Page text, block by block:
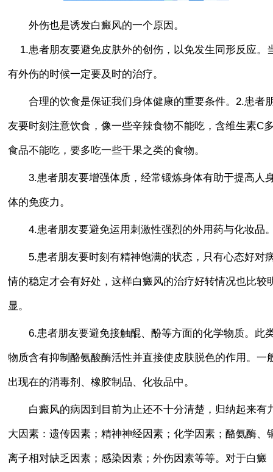
外伤也是诱发白癜风的一个原因。
1.患者朋友要避免皮肤外的创伤，以免发生同形反应。
有外伤的时候一定要及时的治疗。
合理的饮食是保证我们身体健康的重要条件。2.患者
友要时刻注意饮食，像一些辛辣食物不能吃，含维生素C
食品不能吃，要多吃一些干果之类的食物。
3.患者朋友要增强体质，经常锻炼身体有助于提高人
体的免疫力。
4.患者朋友要避免运用刺激性强烈的外用药与化妆品
5.患者朋友要时刻有精神饱满的状态，只有心态好对
情的稳定才会有好处，这样白癜风的治疗好转情况也比较
显。
6.患者朋友要避免接触醌、酚等方面的化学物质。此
物质含有抑制酪氨酸酶活性并直接使皮肤脱色的作用。一
出现在的消毒剂、橡胶制品、化妆品中。
白癜风的病因到目前为止还不十分清楚，归纳起来有
大因素：遗传因素；精神神经因素；化学因素；酪氨酶、
离子相对缺乏因素；感染因素；外伤因素等等。对于白癜